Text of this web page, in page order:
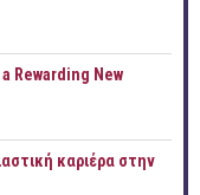
Rewarding New
καριέρα στην